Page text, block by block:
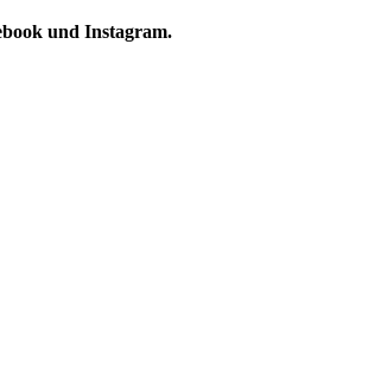
und Instagram.